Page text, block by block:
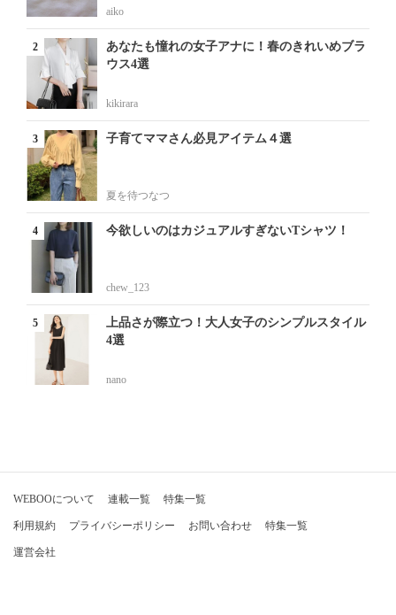
aiko
あなたも憧れの女子アナに！春のきれいめブラ
ウス4選
kikirara
子育てママさん必見アイテム４選
夏を待つなつ
今欲しいのはカジュアルすぎないTシャツ！
chew_123
上品さが際立つ！大人女子のシンプルスタイル
4選
nano
WEBOOについて 連載一覧 特集一覧
利用規約 プライバシーポリシー お問い合わせ 特集一覧
運営会社